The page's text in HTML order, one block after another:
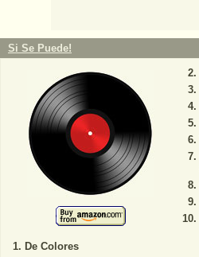
Si Se Puede!
De Colores